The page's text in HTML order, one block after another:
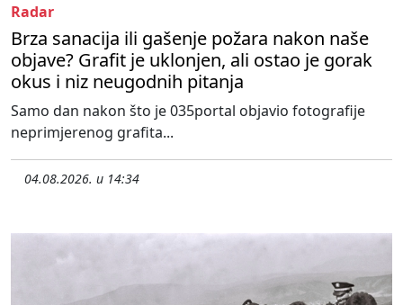
Radar
Brza sanacija ili gašenje požara nakon naše
objave? Grafit je uklonjen, ali ostao je gorak
okus i niz neugodnih pitanja
Samo dan nakon što je 035portal objavio fotografije
neprimjerenog grafita...
04.08.2026. u 14:34